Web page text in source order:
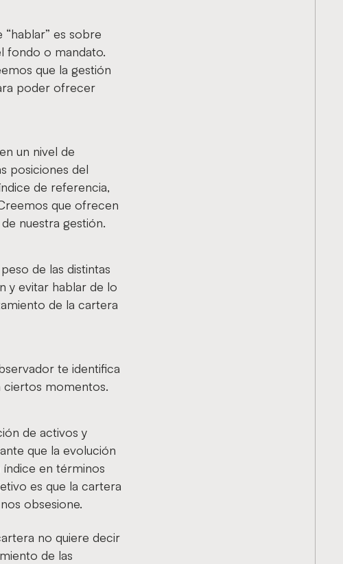
es sobre
fondo o mandato.
que la gestión
poder ofrecer
un nivel de
posiciones del
de referencia,
que ofrecen
nuestra gestión.
de las distintas
y evitar hablar de lo
de la cartera
te identifica
ciertos momentos.
de activos y
que la evolución
en términos
es que la cartera
obsesione.
no quiere decir
de las